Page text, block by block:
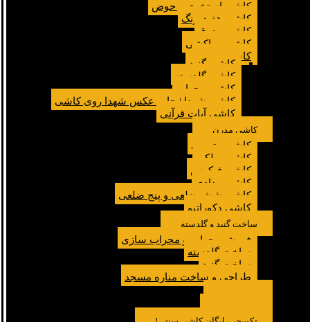
کاشی استخری و حوض
کاشی هفت رنگ
کاشی معرق
کاشی مراکشی
کاشی مسجد
کاشی گنبد
کاشی گلدسته
کاشی محراب
کاشی شهدا | چاپ عکس شهدا روی کاشی
کاشی آیات قرآنی
کاشی مدرن
کاشی مترویی
کاشی پولکی
کاشی فیکوس
کاشی مدادی
کاشی شش ضلعی و پنج ضلعی
کاشی دکوراتیو
ساخت گنبد و گلدسته
فروش محراب و محراب سازی
ساخت گلدسته
ساخت گنبد
طراحی و ساخت مناره مسجد